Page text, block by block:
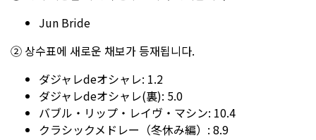
Jun Bride
② 상수표에 새로운 채보가 등재됩니다.
ダジャレdeオシャレ: 1.2
ダジャレdeオシャレ(裏): 5.0
バブル・リップ・レイヴ・マシン: 10.4
クラシックメドレー（冬休み編）: 8.9